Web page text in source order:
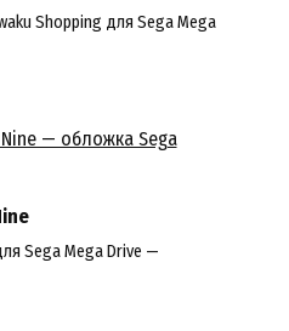
Shopping для Sega Mega
Sega Mega Drive —